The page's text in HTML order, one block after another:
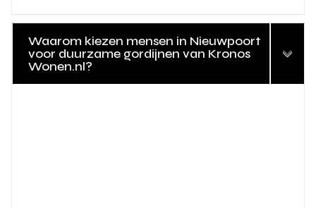
Waarom kiezen mensen in Nieuwpoort
voor duurzame gordijnen van Kronos
Wonen.nl?